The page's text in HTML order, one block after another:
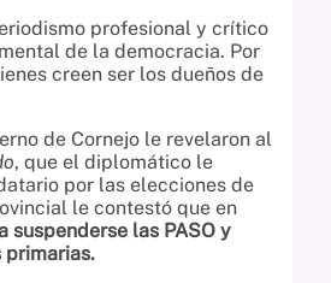
profesional y crítico
de la democracia. Por
creen ser los dueños de
de Cornejo le revelaron al
, que el diplomático le
por las elecciones de
le contestó que en
suspenderse las PASO y
primarias.